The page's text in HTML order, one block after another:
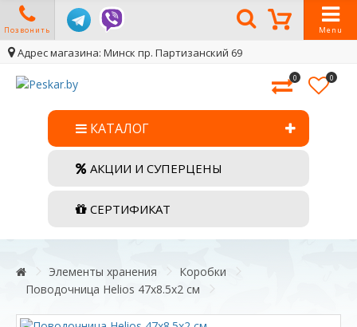
Позвонить Menu
Адрес магазина: Минск пр. Партизанский 69
0 0
КАТАЛОГ
АКЦИИ И СУПЕРЦЕНЫ
СЕРТИФИКАТ
Элементы хранения
Коробки
Поводочница Helios 47х8.5х2 см